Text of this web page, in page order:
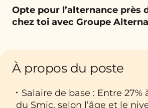
Opte pour l’alternance près
chez toi avec Groupe
À propos du poste
Salaire de base : Entre 27%
du Smic, selon l’âge et le